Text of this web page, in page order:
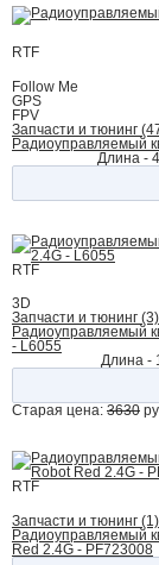
RTF
Follow Me
GPS
FPV
Запчасти и тюнинг
Радиоуправляемый
Длина -
RTF
3D
Запчасти и тюнинг (3)
Радиоуправляемый
- L6055
Длина -
Старая цена: 3630
RTF
Запчасти и тюнинг (1)
Радиоуправляемый
Red 2.4G - PF723008